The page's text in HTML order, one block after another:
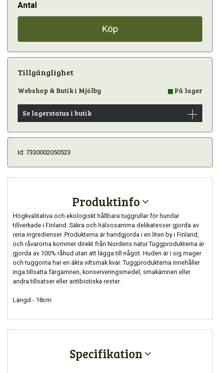
Antal
Köp
Tillgänglighet
Webshop & Butik i Mjölby På lager
Se lagerstatus i butik
Id: 7330002050523
Produktinfo
Högkvalitativa och ekologiskt hållbara tuggrullar för hundar
tillverkade i Finland. Säkra och hälsosamma delikatesser gjorda av
rena ingredienser. Produkterna är handgjorda i en liten by i Finland,
och råvarorna kommer direkt från Nordens natur.Tuggprodukterna är
gjorda av 100% råhud utan att lägga till något. Huden är i sig mager
och tuggorna har en äkta viltsmak kvar. Tuggprodukterna innehåller
inga tillsatta färgämnen, konserveringsmedel, smakämnen eller
andra tillsatser eller antibiotiska rester.
Längd - 18cm
Specifikation